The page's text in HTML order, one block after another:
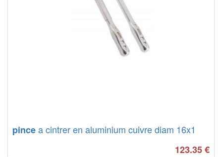
pincea cintrer en aluminium cuivre diam 16x1
123.35€